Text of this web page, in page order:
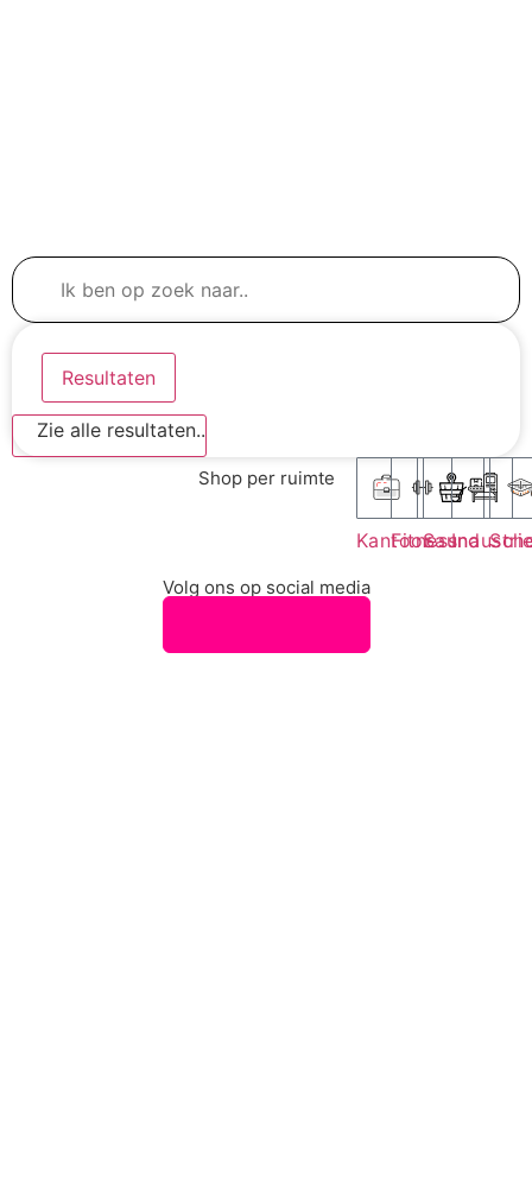
Resultaten
Zie alle resultaten..
Shop per ruimte
Kantoor
Fitness
Sauna
Volg ons op social media